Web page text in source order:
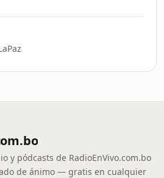
y pódcasts de RadioEnVivo.com.bo
de ánimo — gratis en cualquier